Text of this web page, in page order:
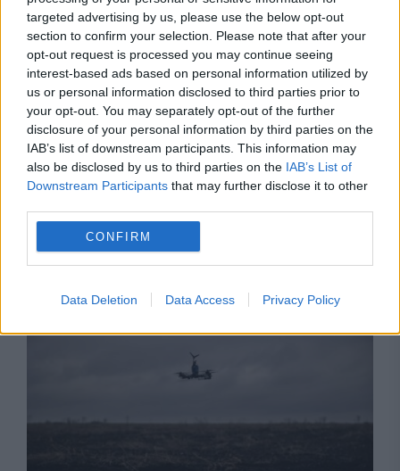
targeted advertising by us, please use the below opt-out
section to confirm your selection. Please note that after your
opt-out request is processed you may continue seeing
interest-based ads based on personal information utilized by
us or personal information disclosed to third parties prior to
your opt-out. You may separately opt-out of the further
disclosure of your personal information by third parties on the
IAB’s list of downstream participants. This information may
also be disclosed by us to third parties on the IAB’s List of
Downstream Participants that may further disclose it to other
CONFIRM
Data Deletion Data Access Privacy Policy
Recomandările noastre